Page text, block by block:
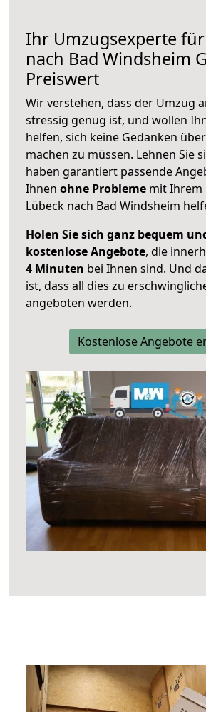
Ihr Umzugsexperte
nach Bad Windsheim
Preiswert
Wir verstehen, dass der Umzug
stressig genug ist, und wollen
helfen, sich keine Gedanken
machen zu müssen. Lehnen Sie
haben garantiert passende
Ihnen ohne Probleme mit Ihrem
Lübeck nach Bad Windsheim
Holen Sie sich ganz bequem
kostenlose Angebote, die
4 Minuten bei Ihnen sind. Und
ist, dass all dies zu
angeboten werden.
Kostenlose Angebote